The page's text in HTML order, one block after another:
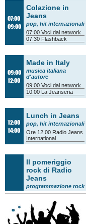
07:00
09:00
Colazione in
Jeans
pop, hit internazionali
07:00 Voci dal network
07:30 Flashback
09:00
12:00
Made in Italy
musica italiana
d'autore
09:00 Voci dal network
10:00 La Jeanseria
12:00
14:00
Lunch in Jeans
pop, hit internazionali
Ore 12.00 Radio Jeans
International
14:00
18:00
Il pomeriggio
rock di Radio
Jeans
programmazione rock
14:00Tam Tam Orienta
Voci dal network
15:30
Il quarto d'ora
accademico /Il
mestiere della